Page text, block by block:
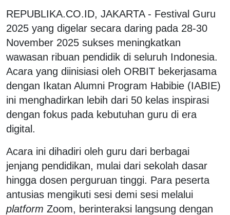
REPUBLIKA.CO.ID, JAKARTA - Festival Guru
2025 yang digelar secara daring pada 28-30
November 2025 sukses meningkatkan
wawasan ribuan pendidik di seluruh Indonesia.
Acara yang diinisiasi oleh ORBIT bekerjasama
dengan Ikatan Alumni Program Habibie (IABIE)
ini menghadirkan lebih dari 50 kelas inspirasi
dengan fokus pada kebutuhan guru di era
digital.
Acara ini dihadiri oleh guru dari berbagai
jenjang pendidikan, mulai dari sekolah dasar
hingga dosen perguruan tinggi. Para peserta
antusias mengikuti sesi demi sesi melalui
platform Zoom, berinteraksi langsung dengan